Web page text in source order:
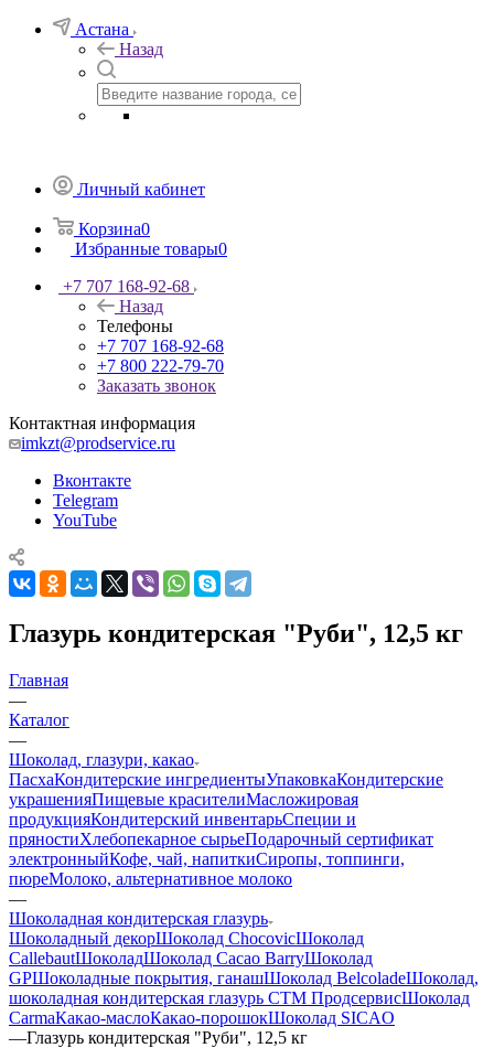
Астана
Назад
Личный кабинет
Корзина0
Избранные товары0
+7 707 168-92-68
Назад
Телефоны
+7 707 168-92-68
+7 800 222-79-70
Заказать звонок
Контактная информация
imkzt@prodservice.ru
Вконтакте
Telegram
YouTube
Глазурь кондитерская "Руби", 12,5 кг
Главная
—
Каталог
—
Шоколад, глазури, какао
ПасхаКондитерские ингредиентыУпаковкаКондитерские
украшенияПищевые красителиМасложировая
продукцияКондитерский инвентарьСпеции и
пряностиХлебопекарное сырьеПодарочный сертификат
электронныйКофе, чай, напиткиСиропы, топпинги,
пюреМолоко, альтернативное молоко
—
Шоколадная кондитерская глазурь
Шоколадный декорШоколад ChocovicШоколад
CallebautШоколадШоколад Cacao BarryШоколад
GPШоколадные покрытия, ганашШоколад BelcoladeШоколад,
шоколадная кондитерская глазурь СТМ ПродсервисШоколад
CarmaКакао-маслоКакао-порошокШоколад SICAO
—Глазурь кондитерская "Руби", 12,5 кг